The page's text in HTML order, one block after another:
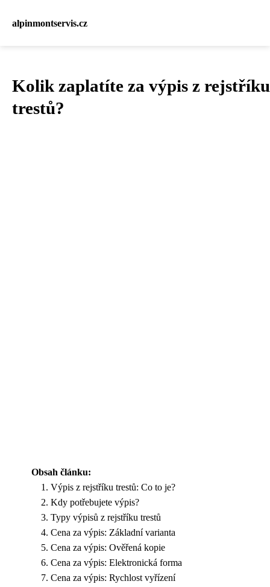
alpinmontservis.cz
Kolik zaplatíte za výpis z rejstříku
trestů?
Obsah článku:
Výpis z rejstříku trestů: Co to je?
Kdy potřebujete výpis?
Typy výpisů z rejstříku trestů
Cena za výpis: Základní varianta
Cena za výpis: Ověřená kopie
Cena za výpis: Elektronická forma
Cena za výpis: Rychlost vyřízení